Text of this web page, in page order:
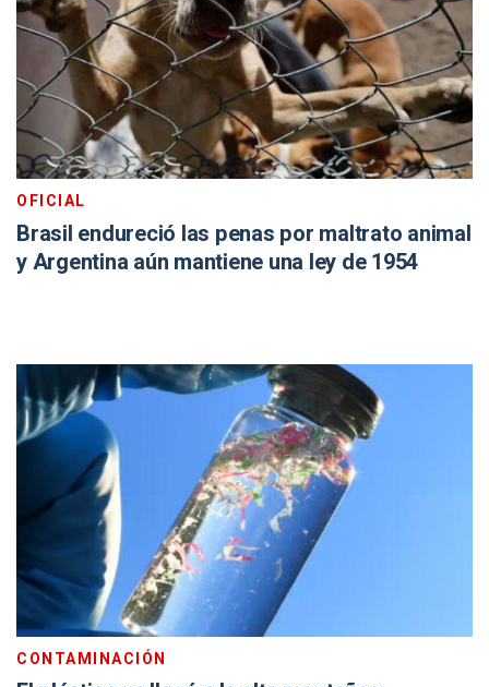
OFICIAL
Brasil endureció las penas por maltrato animal
y Argentina aún mantiene una ley de 1954
CONTAMINACIÓN